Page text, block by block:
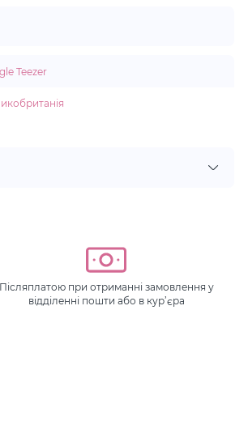
Teezer
Післяплатою при отриманні замовлення у
відділенні пошти або в кур’єра